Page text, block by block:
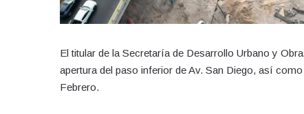
El titular de la Secretaría de Desarrollo Urbano y
apertura del paso inferior de Av. San Diego, así
Febrero.